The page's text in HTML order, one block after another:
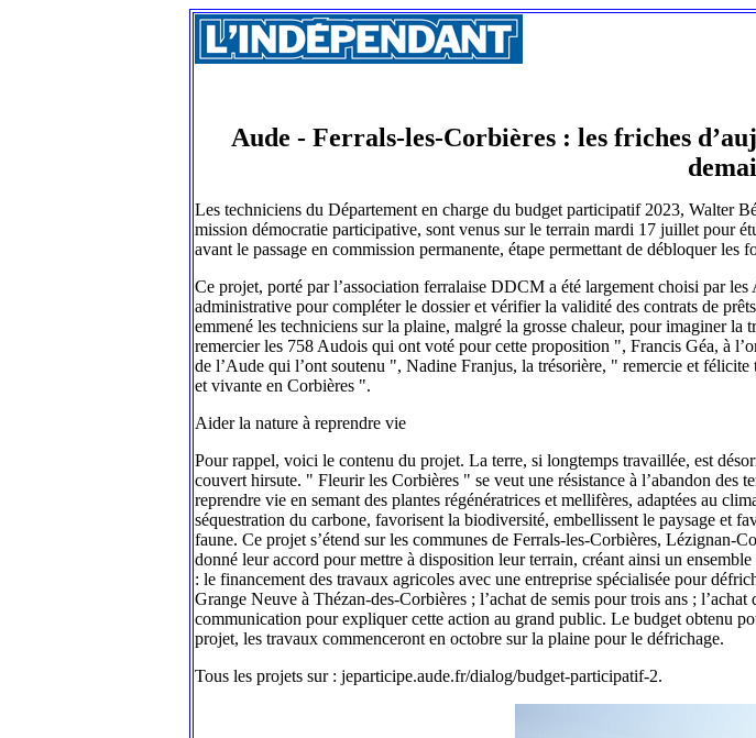
Aude - Ferrals-les-Corbières : les friches
Les techniciens du Département en charge du budget participatif 2023, Walter
mission démocratie participative, sont venus sur le terrain mardi 17 juillet pour
avant le passage en commission permanente, étape permettant de débloquer les
Ce projet, porté par l’association ferralaise DDCM a été largement choisi par
administrative pour compléter le dossier et vérifier la validité des contrats de
emmené les techniciens sur la plaine, malgré la grosse chaleur, pour imaginer
remercier les 758 Audois qui ont voté pour cette proposition ", Francis Géa, à
de l’Aude qui l’ont soutenu ", Nadine Franjus, la trésorière, " remercie et
et vivante en Corbières ".
Aider la nature à reprendre vie
Pour rappel, voici le contenu du projet. La terre, si longtemps travaillée, est
couvert hirsute. " Fleurir les Corbières " se veut une résistance à l’abandon des
reprendre vie en semant des plantes régénératrices et mellifères, adaptées au
séquestration du carbone, favorisent la biodiversité, embellissent le paysage et
faune. Ce projet s’étend sur les communes de Ferrals-les-Corbières,
donné leur accord pour mettre à disposition leur terrain, créant ainsi un
: le financement des travaux agricoles avec une entreprise spécialisée pour
Grange Neuve à Thézan-des-Corbières ; l’achat de semis pour trois ans ;
communication pour expliquer cette action au grand public. Le budget obtenu
projet, les travaux commenceront en octobre sur la plaine pour le défrichage.
Tous les projets sur : jeparticipe.aude.fr/dialog/budget-participatif-2.